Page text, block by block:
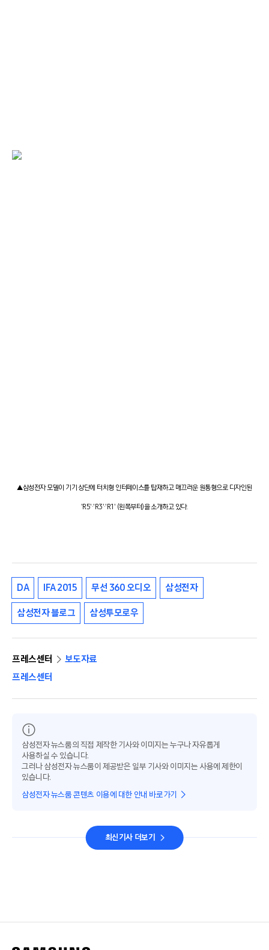
▲삼성전자 모델이 기기 상단에 터치형 인터페이스를 탑재하고 매끄러운 원통형으로 디자인된
'R5'·'R3'·'R1' (왼쪽부터)을 소개하고 있다.
DA IFA 2015 무선 360 오디오 삼성전자
삼성전자 블로그 삼성투모로우
프레스센터
보도자료
프레스센터
삼성전자 뉴스룸의 직접 제작한 기사와 이미지는 누구나 자유롭게
사용하실 수 있습니다.
그러나 삼성전자 뉴스룸이 제공받은 일부 기사와 이미지는 사용에 제한이
있습니다.
삼성전자 뉴스룸 콘텐츠 이용에 대한 안내 바로가기
최신기사 더보기